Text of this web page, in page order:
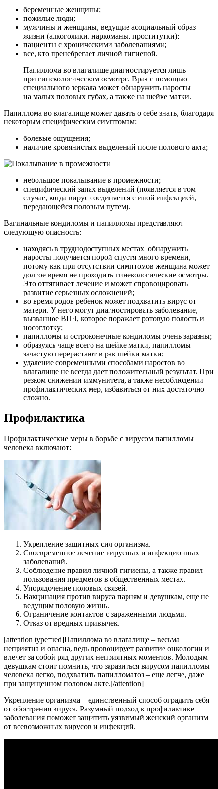
беременные женщины;
пожилые люди;
мужчины и женщины, ведущие асоциальный образ
жизни (алкоголики, наркоманы, проститутки);
пациенты с хроническими заболеваниями;
все, кто пренебрегает личной гигиеной.
Папиллома во влагалище диагностируется лишь
при гинекологическом осмотре. Врач с помощью
специального зеркала может обнаружить наросты
на малых половых губах, а также на шейке матки.
Папиллома во влагалище может давать о себе знать, благодаря
некоторым специфическим симптомам:
болевые ощущения;
наличие кровянистых выделений после полового акта;
небольшое покалывание в промежности;
специфический запах выделений (появляется в том
случае, когда вирус соединяется с иной инфекцией,
передающейся половым путем).
Вагинальные кондиломы и папилломы представляют
следующую опасность:
находясь в труднодоступных местах, обнаружить
наросты получается порой спустя много времени,
потому как при отсутствии симптомов женщина может
долгое время не проходить гинекологические осмотры.
Это оттягивает лечение и может спровоцировать
развитие серьезных осложнений;
во время родов ребенок может подхватить вирус от
матери. У него могут диагностировать заболевание,
вызванное ВПЧ, которое поражает ротовую полость и
носоглотку;
папилломы и остроконечные кондиломы очень заразны;
образуясь чаще всего на шейке матки, папилломы
зачастую перерастают в рак шейки матки;
удаление современными способами наростов во
влагалище не всегда дает положительный результат. При
резком снижении иммунитета, а также несоблюдении
профилактических мер, избавиться от них достаточно
сложно.
Профилактика
Профилактические меры в борьбе с вирусом папилломы
человека включают:
Укрепление защитных сил организма.
Своевременное лечение вирусных и инфекционных
заболеваний.
Соблюдение правил личной гигиены, а также правил
пользования предметов в общественных местах.
Упорядочение половых связей.
Вакцинация против вируса парням и девушкам, еще не
ведущим половую жизнь.
Ограничение контактов с зараженными людьми.
Отказ от вредных привычек.
[attention type=red]Папиллома во влагалище – весьма
неприятна и опасна, ведь провоцирует развитие онкологии и
влечет за собой ряд других неприятных моментов. Молодым
девушкам стоит помнить, что заразиться вирусом папилломы
человека легко, подхватить папилломатоз – еще легче, даже
при защищенном половом акте.[/attention]
Укрепление организма – единственный способ оградить себя
от обострения вируса. Разумный подход к профилактике
заболевания поможет защитить уязвимый женский организм
от всевозможных вирусов и инфекций.